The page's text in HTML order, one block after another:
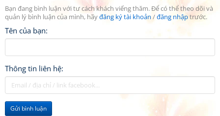
Bạn đang bình luận với tư cách khách viếng thăm. Để có thể theo dõi và
quản lý bình luận của mình, hãyđăng ký tài khoản /đăng nhậptrước.
Tên của bạn:
Thông tin liên hệ:
Gửi bình luận